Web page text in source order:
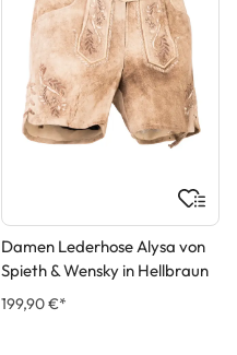
Damen Lederhose Alysa von
Spieth & Wensky in Hellbraun
199,90 €*